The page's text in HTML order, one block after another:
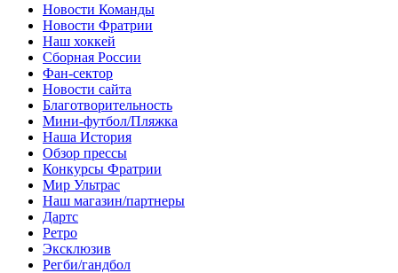
Новости Команды
Новости Фратрии
Наш хоккей
Сборная России
Фан-cектор
Новости сайта
Благотворительность
Мини-футбол/Пляжка
Наша История
Обзор прессы
Конкурсы Фратрии
Мир Ультрас
Наш магазин/партнеры
Дартс
Ретро
Эксклюзив
Регби/гандбол